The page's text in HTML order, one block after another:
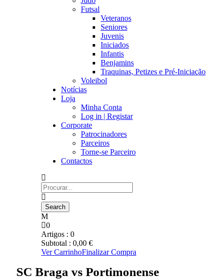
Futsal
Veteranos
Seniores
Juvenis
Iniciados
Infantis
Benjamins
Traquinas, Petizes e Pré-Iniciação
Voleibol
Notícias
Loja
Minha Conta
Log in | Registar
Corporate
Patrocinadores
Parceiros
Torne-se Parceiro
Contactos
0
Artigos : 0
Subtotal : 0,00 €
Ver CarrinhoFinalizar Compra
SC Braga vs Portimonense